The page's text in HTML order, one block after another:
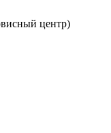
центр)